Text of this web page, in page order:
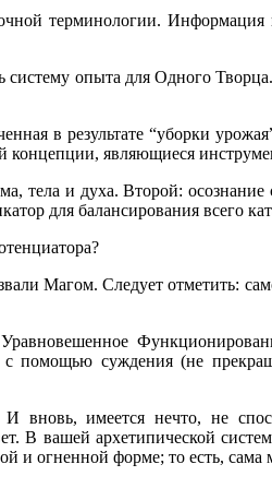
терминологии.
опыта для Одного
в результате “уборки
концепции, являющиеся
тела и духа. Второй:
для балансирования всего
Магом. Следует отметить:
помощью суждения (не
имеется нечто, не
В вашей архетипической
и огненной форме; то есть, сама